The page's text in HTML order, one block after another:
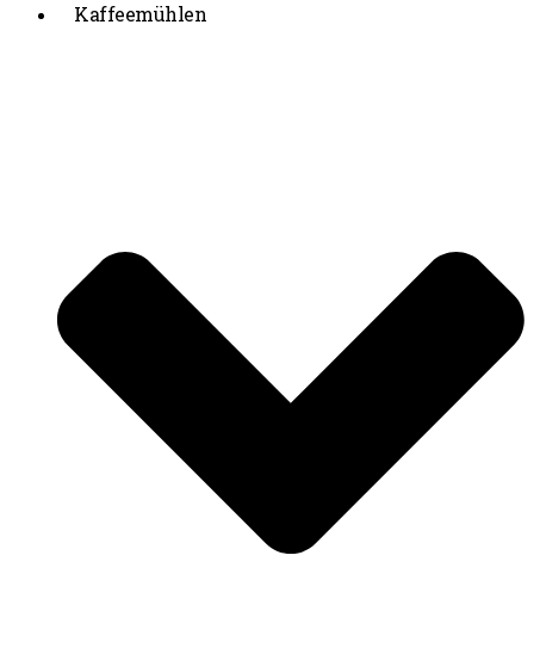
Kaffeemühlen